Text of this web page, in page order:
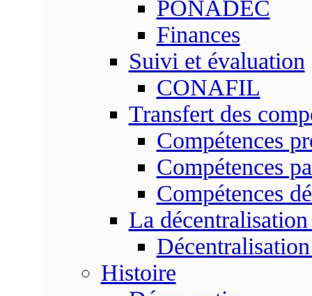
PONADEC
Finances
Suivi et évaluation
CONAFIL
Transfert des
Compétences
Compétences
Compétences
La
Histoire